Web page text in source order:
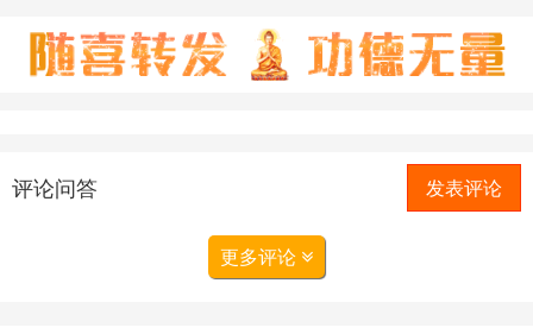
评论问答 发表评论
更多评论